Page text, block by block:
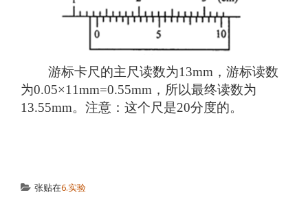
游标卡尺的主尺读数为13mm，游标读数
为0.05×11mm=0.55mm，所以最终读数为
13.55mm。注意：这个尺是20分度的。
张贴在6.实验